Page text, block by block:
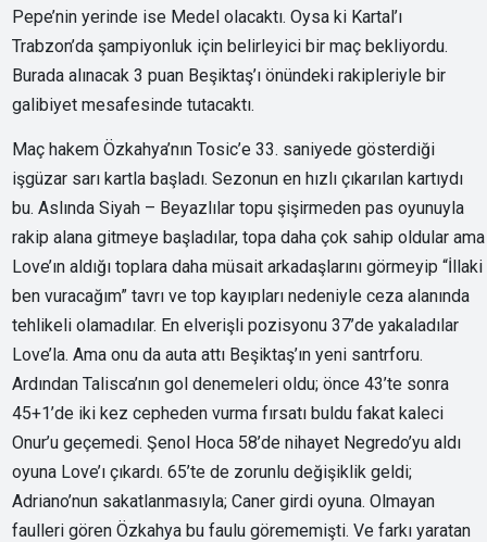
Pepe’nin yerinde ise Medel olacaktı. Oysa ki Kartal’ı
Trabzon’da şampiyonluk için belirleyici bir maç bekliyordu.
Burada alınacak 3 puan Beşiktaş’ı önündeki rakipleriyle bir
galibiyet mesafesinde tutacaktı.
Maç hakem Özkahya’nın Tosic’e 33. saniyede gösterdiği
işgüzar sarı kartla başladı. Sezonun en hızlı çıkarılan kartıydı
bu. Aslında Siyah – Beyazlılar topu şişirmeden pas oyunuyla
rakip alana gitmeye başladılar, topa daha çok sahip oldular ama
Love’ın aldığı toplara daha müsait arkadaşlarını görmeyip “İllaki
ben vuracağım” tavrı ve top kayıpları nedeniyle ceza alanında
tehlikeli olamadılar. En elverişli pozisyonu 37’de yakaladılar
Love’la. Ama onu da auta attı Beşiktaş’ın yeni santrforu.
Ardından Talisca’nın gol denemeleri oldu; önce 43’te sonra
45+1’de iki kez cepheden vurma fırsatı buldu fakat kaleci
Onur’u geçemedi. Şenol Hoca 58’de nihayet Negredo’yu aldı
oyuna Love’ı çıkardı. 65’te de zorunlu değişiklik geldi;
Adriano’nun sakatlanmasıyla; Caner girdi oyuna. Olmayan
faulleri gören Özkahya bu faulu görememişti. Ve farkı yaratan